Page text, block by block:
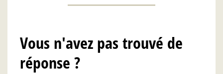
Vous n'avez pas trouvé de
réponse ?